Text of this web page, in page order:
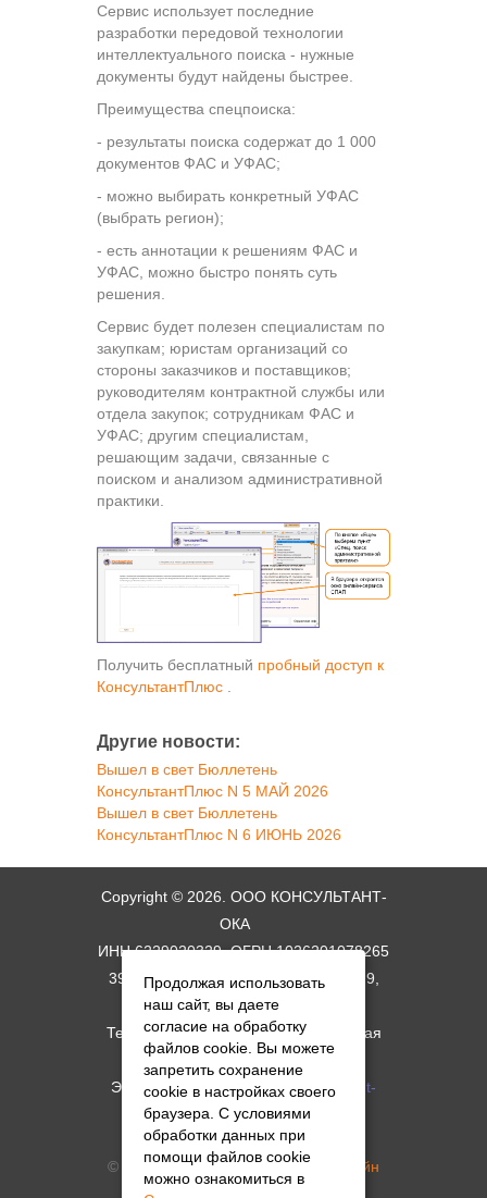
Сервис использует последние
разработки передовой технологии
интеллектуального поиска - нужные
документы будут найдены быстрее.
Преимущества спецпоиска:
- результаты поиска содержат до 1 000
документов ФАС и УФАС;
- можно выбирать конкретный УФАС
(выбрать регион);
- есть аннотации к решениям ФАС и
УФАС, можно быстро понять суть
решения.
Сервис будет полезен специалистам по
закупкам; юристам организаций со
стороны заказчиков и поставщиков;
руководителям контрактной службы или
отдела закупок; сотрудникам ФАС и
УФАС; другим специалистам,
решающим задачи, связанные с
поиском и анализом административной
практики.
Получить бесплатный пробный доступ к
КонсультантПлюс
Другие новости:
Вышел в свет Бюллетень
КонсультантПлюс N 5 МАЙ 2026
Вышел в свет Бюллетень
КонсультантПлюс N 6 ИЮНЬ 2026
Copyright © 2026. ООО КОНСУЛЬТАНТ-
ОКА
ИНН 6229020329, ОГРН 1026201078265
390044, г. Рязань, ул. Костычева. д. 9,
схема проезда
Телефон: +7 (4912) 34-06-11; Горячая
линия: +7 (4912) 34-17-09
Электронная почта:root@consultant-
oka.ru
© Создание сайта -Студия АМдизайн
Политика в отношении обработки
Продолжая использовать
наш сайт, вы даете
согласие на обработку
файлов cookie. Вы можете
запретить сохранение
cookie в настройках своего
браузера. С условиями
обработки данных при
помощи файлов cookie
можно ознакомиться в